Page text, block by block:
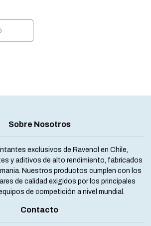
Sobre Nosotros
exclusivos de Ravenol en Chile,
y aditivos de alto rendimiento, fabricados
Nuestros productos cumplen con los
de calidad exigidos por los principales
de competición a nivel mundial.
Contacto